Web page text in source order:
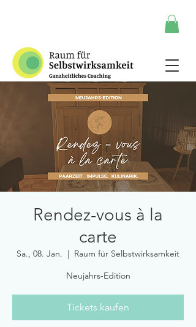
Rendez-vous à la
carte
Sa., 08. Jan.
  |
Raum für Selbstwirksamkeit
Neujahrs-Edition
Tickets kaufen